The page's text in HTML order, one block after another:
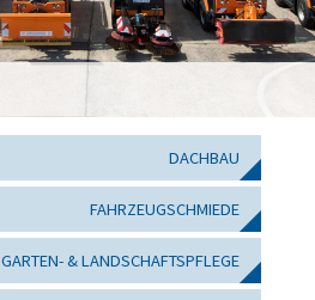
DACHBAU
FAHRZEUGSCHMIEDE
GARTEN- & LANDSCHAFTSPFLEGE